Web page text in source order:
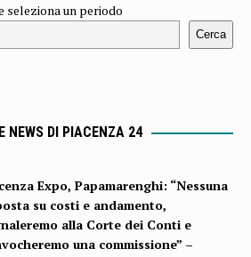
seleziona un periodo
Cerca
NEWS DI PIACENZA 24
Expo, Papamarenghi: “Nessuna
su costi e andamento,
alla Corte dei Conti e
una commissione” –